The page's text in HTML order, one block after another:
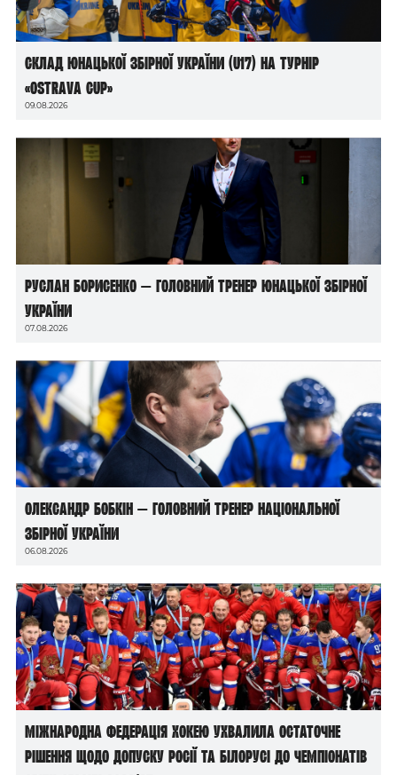
Склад юнацької збірної України (U17) на турнір
«Ostrava Cup»
09.08.2026
Руслан Борисенко — головний тренер юнацької збірної
України
07.08.2026
Олександр Бобкін — головний тренер національної
збірної України
06.08.2026
Міжнародна федерація хокею ухвалила остаточне
рішення щодо допуску росії та білорусі до чемпіонатів